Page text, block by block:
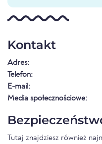
Kontakt
Adres:
Telefon:
E-mail:
Media społecznościowe:
Tutaj znajdziesz również